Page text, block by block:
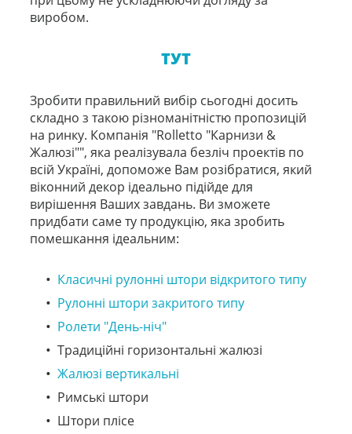
виробом.
ТУТ
Зробити правильний вибір сьогодні досить
складно з такою різноманітністю пропозицій
на ринку. Компанія "Rolletto "Карнизи &
Жалюзі"", яка реалізувала безліч проектів по
всій Україні, допоможе Вам розібратися, який
віконний декор ідеально підійде для
вирішення Ваших завдань. Ви зможете
придбати саме ту продукцію, яка зробить
помешкання ідеальним:
Класичні рулонні штори відкритого типу
Рулонні штори закритого типу
Ролети "День-ніч"
Традиційні горизонтальні жалюзі
Жалюзі вертикальні
Римські штори
Штори плісе